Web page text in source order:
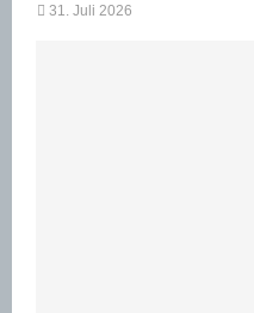
31. Juli 2026